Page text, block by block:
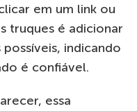
em um link ou
truques é adicionar
indicando
é confiável.
essa